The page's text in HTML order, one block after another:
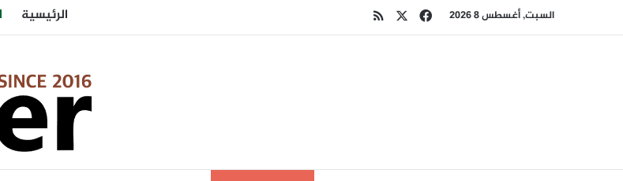
السبت, أغسطس 8 2026 فيسبوك الرئيسية